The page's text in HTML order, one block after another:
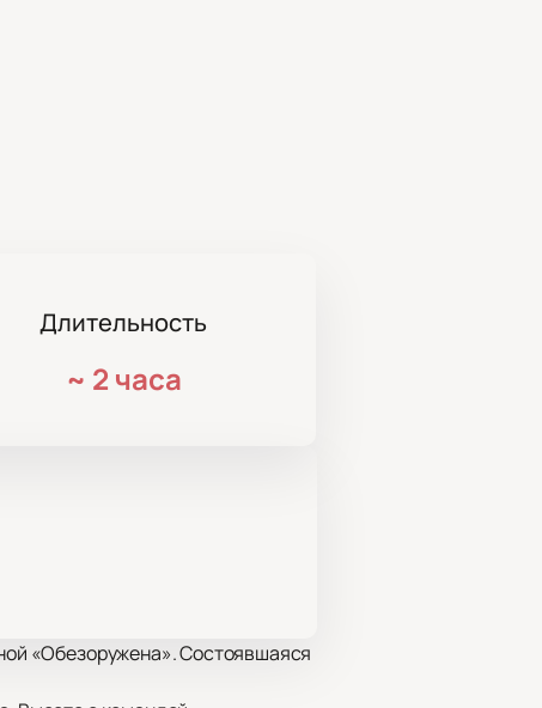
Длительность
~ 2 часа
«Обезоружена». Состоявшаяся